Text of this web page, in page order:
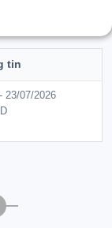
tin
23/07/2026